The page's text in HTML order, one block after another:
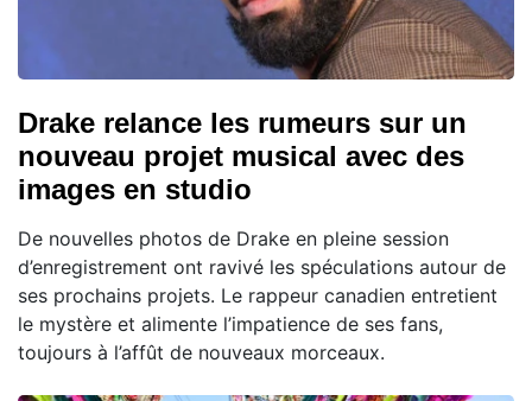
Drake relance les rumeurs sur un
nouveau projet musical avec des
images en studio
De nouvelles photos de Drake en pleine session
d’enregistrement ont ravivé les spéculations autour de
ses prochains projets. Le rappeur canadien entretient
le mystère et alimente l’impatience de ses fans,
toujours à l’affût de nouveaux morceaux.